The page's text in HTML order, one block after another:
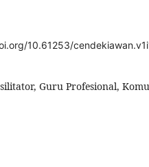
10.61253/
Guru Profesional,